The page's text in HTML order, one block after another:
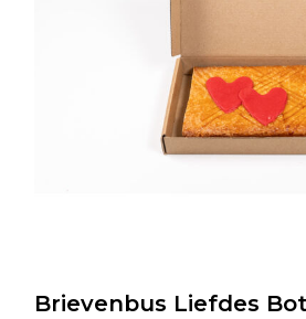
Brievenbus Liefdes